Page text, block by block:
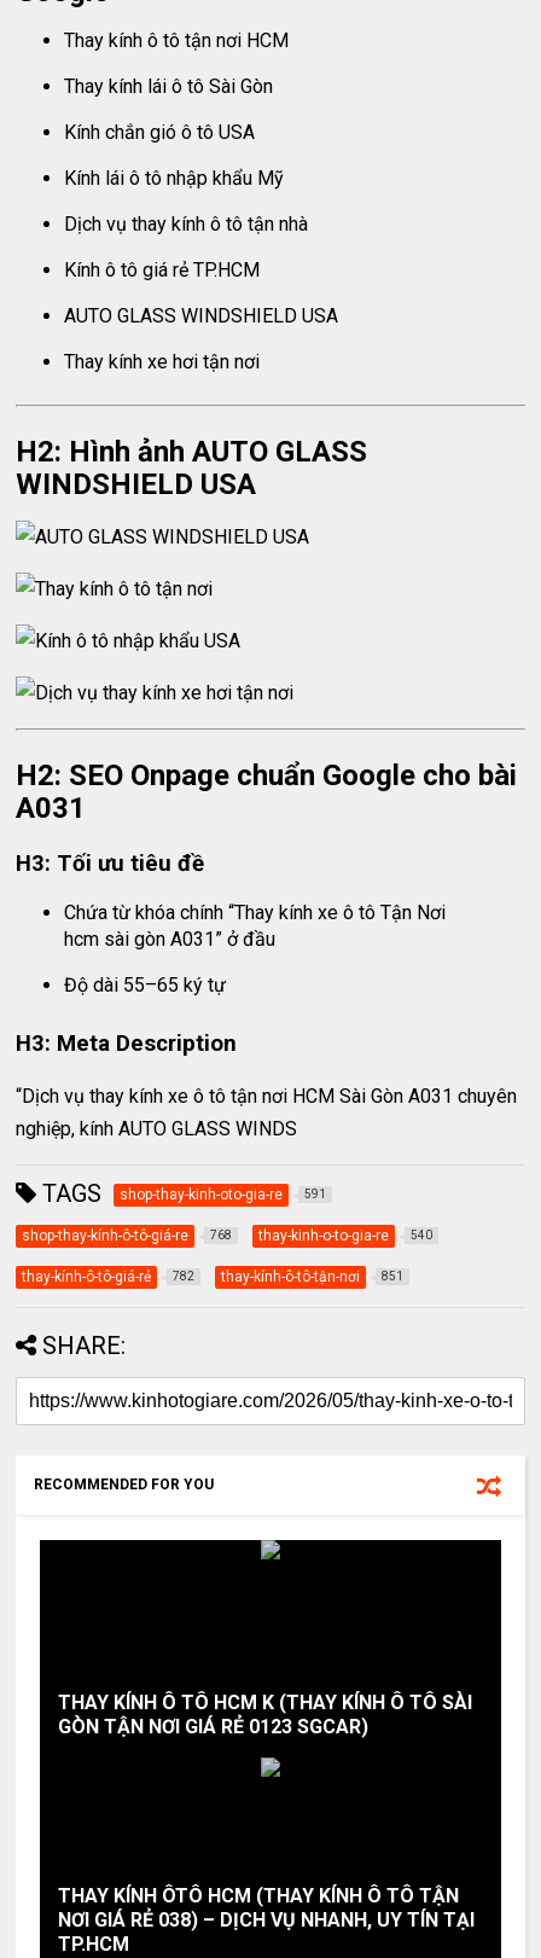
Thay kính ô tô tận nơi HCM
Thay kính lái ô tô Sài Gòn
Kính chắn gió ô tô USA
Kính lái ô tô nhập khẩu Mỹ
Dịch vụ thay kính ô tô tận nhà
Kính ô tô giá rẻ TP.HCM
AUTO GLASS WINDSHIELD USA
Thay kính xe hơi tận nơi
H2: Hình ảnh AUTO GLASS
WINDSHIELD USA
H2: SEO Onpage chuẩn Google cho bài
A031
H3: Tối ưu tiêu đề
Chứa từ khóa chính “Thay kính xe ô tô Tận Nơi
hcm sài gòn A031” ở đầu
Độ dài 55–65 ký tự
H3: Meta Description
“Dịch vụ thay kính xe ô tô tận nơi HCM Sài Gòn A031 chuyên
nghiệp, kính AUTO GLASS WINDS
TAGS shop-thay-kinh-oto-gia-re 591
shop-thay-kính-ô-tô-giá-re 768 thay-kinh-o-to-gia-re 540
thay-kính-ô-tô-giá-rẻ 782 thay-kính-ô-tô-tận-nơi 851
SHARE:
RECOMMENDED FOR YOU
THAY KÍNH Ô TÔ HCM K (THAY KÍNH Ô TÔ SÀI
GÒN TẬN NƠI GIÁ RẺ 0123 SGCAR)
THAY KÍNH ÔTÔ HCM (THAY KÍNH Ô TÔ TẬN
NƠI GIÁ RẺ 038) – DỊCH VỤ NHANH, UY TÍN TẠI
TP.HCM